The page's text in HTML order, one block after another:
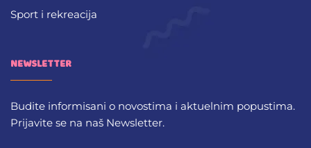
Sport i rekreacija
NEWSLETTER
Budite informisani o novostima i aktuelnim popustima.
Prijavite se na naš Newsletter.